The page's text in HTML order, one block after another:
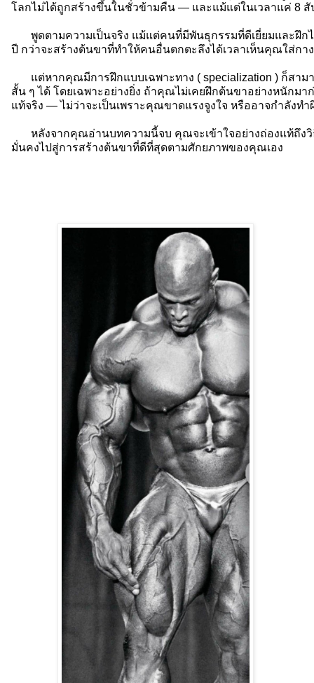
โลกไม่ได้ถูกสร้างขึ้นในชั่วข้ามคืน — และแม้แต่ในเวลาแค่ 8 สั
พูดตามความเป็นจริง แม้แต่คนที่มีพันธุกรรมที่ดีเยี่ยมและฝึกไ
ปี กว่าจะสร้างต้นขาที่ทำให้คนอื่นตกตะลึงได้เวลาเห็นคุณใส่กา
แต่หากคุณมีการฝึกแบบเฉพาะทาง ( specialization ) ก็สาม
สั้น ๆ ได้ โดยเฉพาะอย่างยิ่ง ถ้าคุณไม่เคยฝึกต้นขาอย่างหนักมา
แท้จริง — ไม่ว่าจะเป็นเพราะคุณขาดแรงจูงใจ หรืออาจกำลังท
หลังจากคุณอ่านบทความนี้จบ คุณจะเข้าใจอย่างถ่องแท้ถึงวิ
มั่นคงไปสู่การสร้างต้นขาที่ดีที่สุดตามศักยภาพของคุณเอง